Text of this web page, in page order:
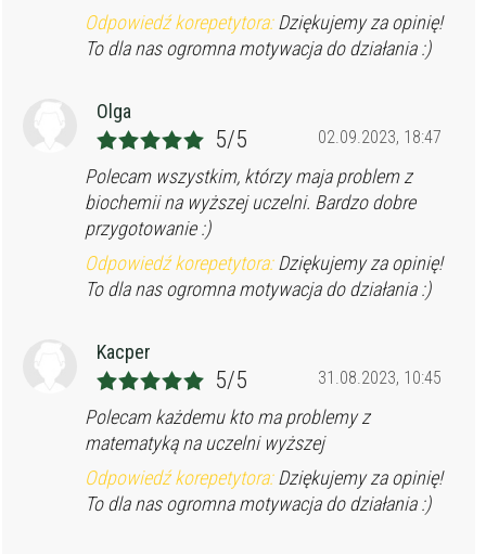
Odpowiedź korepetytora:Dziękujemy za opinię!
To dla nas ogromna motywacja do działania :)
Olga
02.09.2023, 18:47
5/5
Polecam wszystkim, którzy maja problem z
biochemii na wyższej uczelni. Bardzo dobre
przygotowanie :)
Odpowiedź korepetytora:Dziękujemy za opinię!
To dla nas ogromna motywacja do działania :)
Kacper
31.08.2023, 10:45
5/5
Polecam każdemu kto ma problemy z
matematyką na uczelni wyższej
Odpowiedź korepetytora:Dziękujemy za opinię!
To dla nas ogromna motywacja do działania :)